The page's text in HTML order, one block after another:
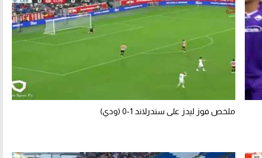
ملخص فوز ليدز على سندرلاند 1-0 (ودي)